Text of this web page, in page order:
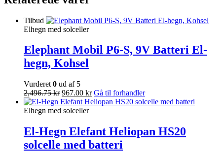
Tilbud
Elhegn med solceller
Elephant Mobil P6-S, 9V Batteri El-
hegn, Kohsel
Vurderet 0 ud af 5
2,496.75kr 967.00 kr Gå til forhandler
Elhegn med solceller
El-Hegn Elefant Heliopan HS20
solcelle med batteri